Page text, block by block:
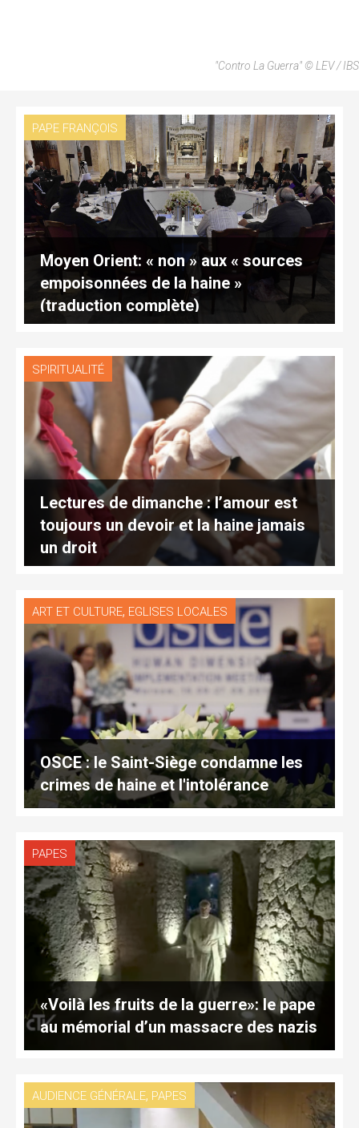
"Contro La Guerra" © LEV / IBS
PAPE FRANÇOIS
Moyen Orient: « non » aux « sources
empoisonnées de la haine »
(traduction complète)
SPIRITUALITÉ
Lectures de dimanche : l’amour est
toujours un devoir et la haine jamais
un droit
ART ET CULTURE, EGLISES LOCALES
OSCE : le Saint-Siège condamne les
crimes de haine et l'intolérance
PAPES
«Voilà les fruits de la guerre»: le pape
au mémorial d’un massacre des nazis
AUDIENCE GÉNÉRALE, PAPES